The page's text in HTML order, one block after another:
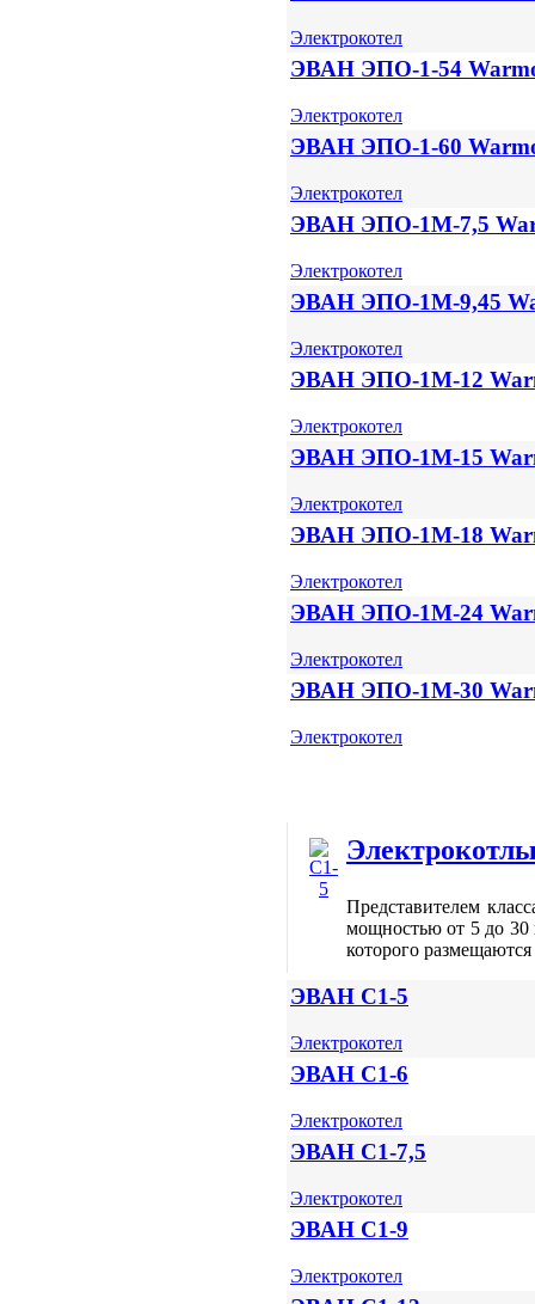
Электрокотел
ЭВАН ЭПО-1-54
Электрокотел
ЭВАН ЭПО-1-60
Электрокотел
ЭВАН ЭПО-1М-7,5
Электрокотел
ЭВАН ЭПО-1М-9,45
Электрокотел
ЭВАН ЭПО-1М-12
Электрокотел
ЭВАН ЭПО-1М-15
Электрокотел
ЭВАН ЭПО-1М-18
Электрокотел
ЭВАН ЭПО-1М-24
Электрокотел
ЭВАН ЭПО-1М-30
Электрокотел
Представителем
мощностью от 5 до
которого
ЭВАН С1-5
Электрокотел
ЭВАН С1-6
Электрокотел
ЭВАН С1-7,5
Электрокотел
ЭВАН С1-9
Электрокотел